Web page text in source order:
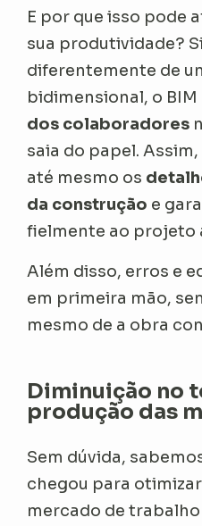
E por que isso pode
sua produtividade?
diferentemente de
bidimensional, o
dos colaboradores
saia do papel.
até mesmo os
da construção e
fielmente ao projeto
Além disso, erros e
em primeira mão,
mesmo de a obra
Diminuição no
produção das
Sem dúvida,
chegou para
mercado de